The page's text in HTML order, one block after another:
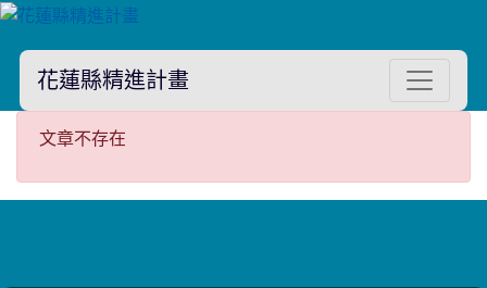
花蓮縣精進計畫
文章不存在
文章不存在